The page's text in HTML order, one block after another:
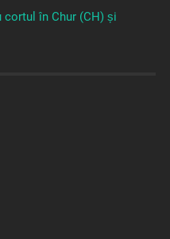
cortul în Chur (CH) și